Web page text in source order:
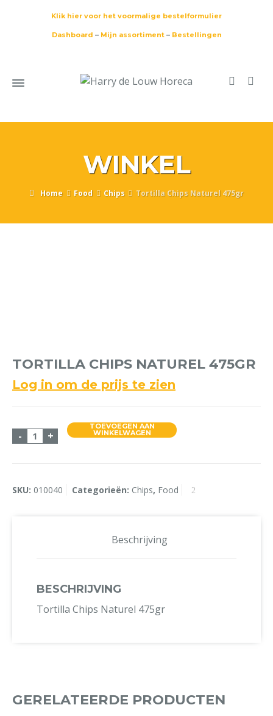
Klik hier voor het voormalige bestelformulier
Dashboard – Mijn assortiment– Bestellingen
WINKEL
Home Food Chips Tortilla Chips Naturel 475gr
TORTILLA CHIPS NATUREL 475GR
Log in om de prijs te zien
- Tortilla Chips Naturel 475gr aantal
+
TOEVOEGEN AAN
WINKELWAGEN
SKU: 010040 Categorieën: Chips, Food
Beschrijving
BESCHRIJVING
Tortilla Chips Naturel 475gr
GERELATEERDE PRODUCTEN